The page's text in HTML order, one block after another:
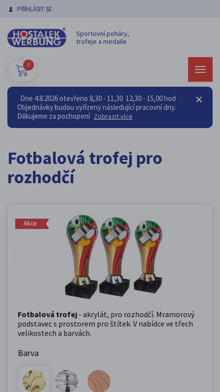
PŘÍHLÁSIT SE
Sportovní poháry,
trofeje a medaile
0
Dne 4.8.2026 otevřeno 8,30 - 11,30 12,30 - 15,00 hod
Objednávky budou vyřízeny následující pracovní dny.
Děkujeme za pochopení Zobrazit více
Fotbalová trofej pro
rozhodčí
Akce
Fotbalová trofej - akrylát, pro rozhodčí. Mramorový
podstavec s prostorem pro štítek. V nabídce ve třech
velikostech a barvách.
Barva